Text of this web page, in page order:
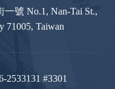
號 No.1, Nan-Tai St.,
71005, Taiwan
#3301